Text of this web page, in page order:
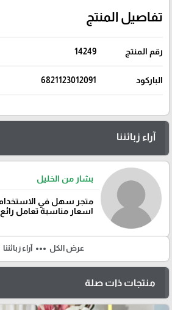
تفاصيل المنتج
رقم المنتج 14249
الباركود 6821123012091
آراء زبائننا
بشار من الخليل
متجر سهل في
اسعار مناسبة تعامل رائع
عرض الكل more_horiz آراء زبائننا
منتجات ذات صلة